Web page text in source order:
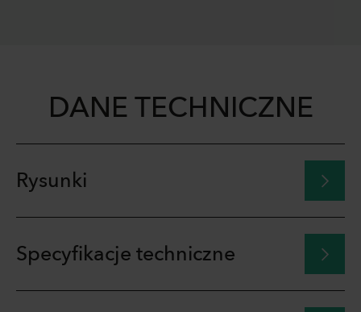
DANE TECHNICZNE
Rysunki
Specyfikacje techniczne